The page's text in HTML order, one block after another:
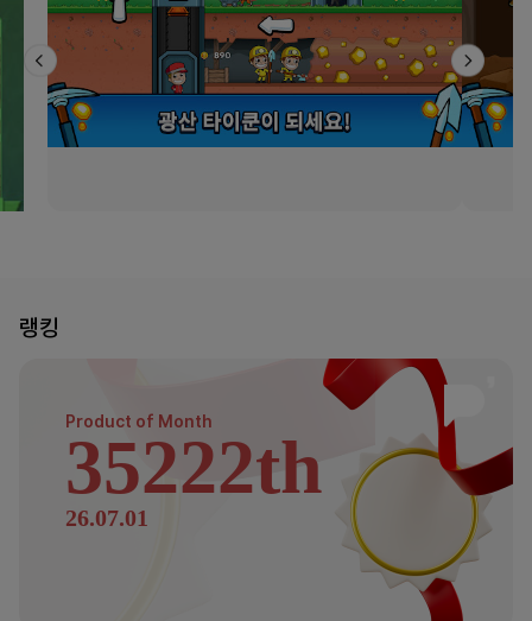
랭킹
Product of Month
35222th
26.07.01